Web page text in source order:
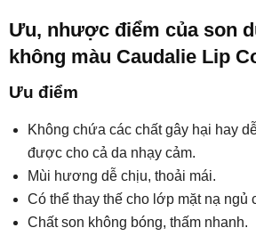
Ưu, nhược điểm của son
không màu Caudalie Lip
Ưu điểm
Không chứa các chất gây hại hay
được cho cả da nhạy cảm.
Mùi hương dễ chịu, thoải mái.
Có thể thay thế cho lớp mặt nạ ngủ
Chất son không bóng, thấm nhanh.